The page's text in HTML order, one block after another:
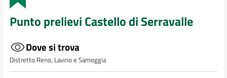
Punto prelievi Castello di Serravalle
Dove si trova
Distretto Reno, Lavino e Samoggia